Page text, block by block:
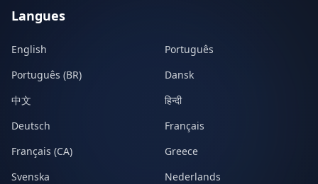
Langues
English
Português
Português (BR)
Dansk
中文
हिन्दी
Deutsch
Français
Français (CA)
Greece
Svenska
Nederlands